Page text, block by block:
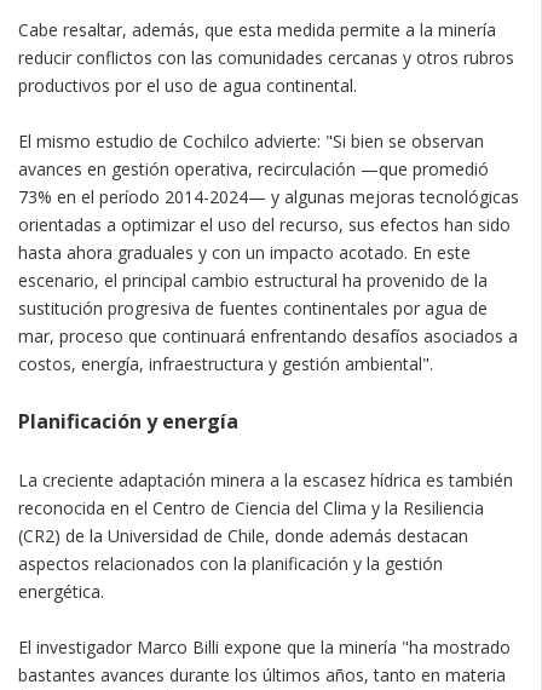
Cabe resaltar, además, que esta medida permite a la minería
reducir conflictos con las comunidades cercanas y otros rubros
productivos por el uso de agua continental.
El mismo estudio de Cochilco advierte: "Si bien se observan
avances en gestión operativa, recirculación —que promedió
73% en el período 2014-2024— y algunas mejoras tecnológicas
orientadas a optimizar el uso del recurso, sus efectos han sido
hasta ahora graduales y con un impacto acotado. En este
escenario, el principal cambio estructural ha provenido de la
sustitución progresiva de fuentes continentales por agua de
mar, proceso que continuará enfrentando desafíos asociados a
costos, energía, infraestructura y gestión ambiental".
Planificación y energía
La creciente adaptación minera a la escasez hídrica es también
reconocida en el Centro de Ciencia del Clima y la Resiliencia
(CR2) de la Universidad de Chile, donde además destacan
aspectos relacionados con la planificación y la gestión
energética.
El investigador Marco Billi expone que la minería "ha mostrado
bastantes avances durante los últimos años, tanto en materia